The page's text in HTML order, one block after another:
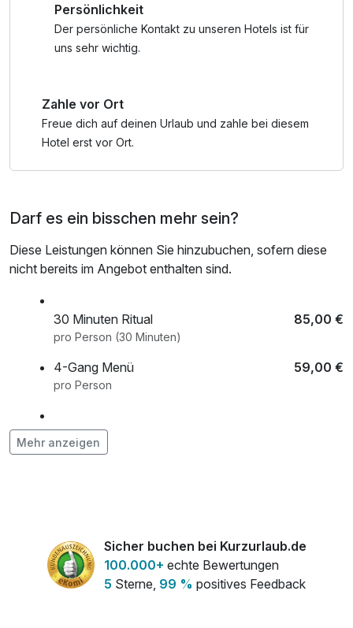
und genießen Sie den Blick auf die umliegende Natur.
Danach lädt der großzügige Spa-Bereich des Hotels zu
wohltuenden Stunden der Erholung ein: eine sanfte
Sie sich in stilvollem Ambiente verwöhnen und genießen
Sie exklusive Wellnessanwendungen, die individuell auf
Ihre Bedürfnisse abgestimmt sind.
Persönlichkeit
Der persönliche Kontakt zu unseren Hotels ist für
uns sehr wichtig.
Zahle vor Ort
Freue dich auf deinen Urlaub und zahle bei diesem
Hotel erst vor Ort.
Darf es ein bisschen mehr sein?
Diese Leistungen können Sie hinzubuchen, sofern diese
nicht bereits im Angebot enthalten sind.
30 Minuten Ritual 85,00 €
pro Person (30 Minuten)
4-Gang Menü 59,00 €
pro Person
Ganzkörper Wellnessmassage
SPA Pediküre
pro Person (50 Minuten)
Mehr anzeigen
Sicher buchen bei Kurzurlaub.de
100.000+ echte Bewertungen
5 Sterne, 99 % positives Feedback